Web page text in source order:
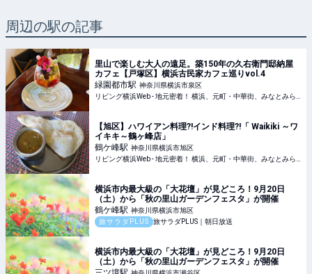
周辺の駅の記事
里山で楽しむ大人の遠足。築150年の久右衛門邸納屋
カフェ【戸塚区】横浜古民家カフェ巡りvol.4
緑園都市駅 神奈川県横浜市泉区
【旭区】ハワイアン料理?!インド料理?!「 Waikiki ～ワ
イキキ～鶴ヶ峰店」
鶴ケ峰駅 神奈川県横浜市旭区
横浜市内最大級の「大花壇」が見どころ！9月20日
（土）から「秋の里山ガーデンフェスタ」が開催
鶴ケ峰駅 神奈川県横浜市旭区
旅サラダPLUS
旅サラダPLUS｜朝日放送
横浜市内最大級の「大花壇」が見どころ！9月20日
（土）から「秋の里山ガーデンフェスタ」が開催